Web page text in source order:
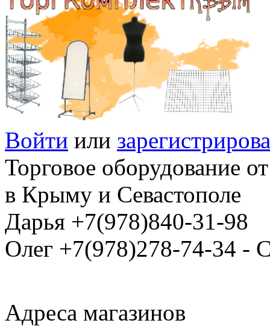
Войти или
Торговое оборудование
в Крыму и Севастополе
Дарья +7(978)840-31-98
Олег +7(978)278-74-34 -
Адреса магазинов